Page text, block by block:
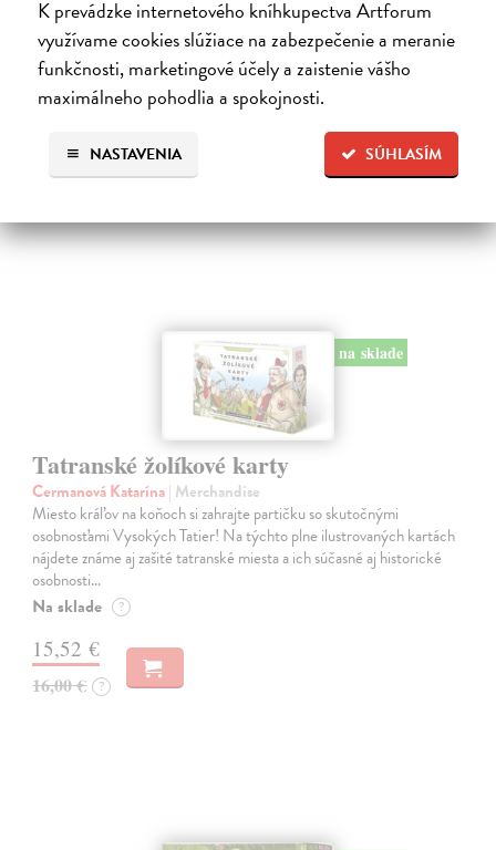
K prevádzke internetového kníhkupectva Artforum
využívame cookies slúžiace na zabezpečenie a meranie
funkčnosti, marketingové účely a zaistenie vášho
maximálneho pohodlia a spokojnosti.
SÚHLASÍM
NASTAVENIA
každého nositeľa a nositeľku.
Na sklade ?
25,00 €
na sklade
Tatranské žolíkové karty
Cermanová Katarína| Merchandise
Miesto kráľov na koňoch si zahrajte partičku so skutočnými
osobnosťami Vysokých Tatier! Na týchto plne ilustrovaných kartách
nájdete známe aj zašité tatranské miesta a ich súčasné aj historické
osobnosti…
Na sklade ?
15,52 €
16,00 € ?